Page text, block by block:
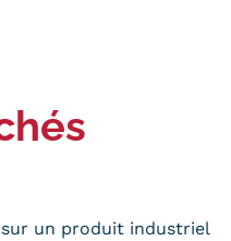
un produit industriel